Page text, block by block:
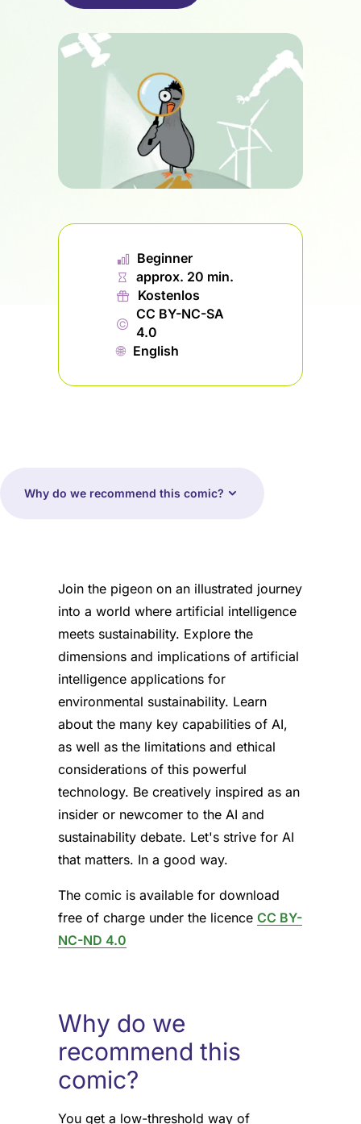
📊︎ Beginner
⏱ approx. 20 min.
🎁︎ Kostenlos
©
CC BY-NC-SA
4.0
🌐︎ English
Why do we recommend this comic?
Join the pigeon on an illustrated journey
into a world where artificial intelligence
meets sustainability. Explore the
dimensions and implications of artificial
intelligence applications for
environmental sustainability. Learn
about the many key capabilities of AI,
as well as the limitations and ethical
considerations of this powerful
technology. Be creatively inspired as an
insider or newcomer to the AI and
sustainability debate. Let's strive for AI
that matters. In a good way.
The comic is available for download
free of charge under the licence CC BY-
NC-ND 4.0
Why do we
recommend this
comic?
You get a low-threshold way of